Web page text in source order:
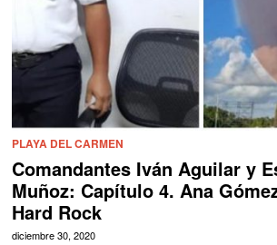
PLAYA DEL CARMEN
Comandantes Iván Aguilar y
Muñoz: Capítulo 4. Ana
Hard Rock
diciembre 30, 2020